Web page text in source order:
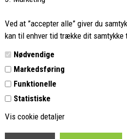
Ved at ”accepter alle” giver du
kan til enhver tid trække dit samtykke
Nødvendige
Markedsføring
Funktionelle
Statistiske
Vis cookie detaljer
Vi glæder os til
Vilkår